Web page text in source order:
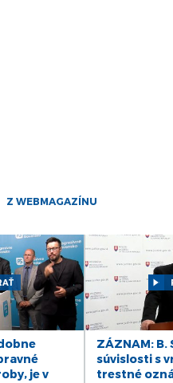
Z WEBMAGAZÍNU
je v
ZÁZNAM: B.
súvislosti s
trestné